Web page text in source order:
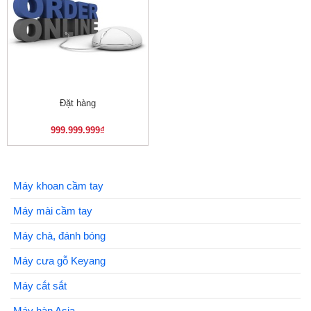
Đặt hàng
999.999.999₫
Máy khoan cầm tay
Máy mài cầm tay
Máy chà, đánh bóng
Máy cưa gỗ Keyang
Máy cắt sắt